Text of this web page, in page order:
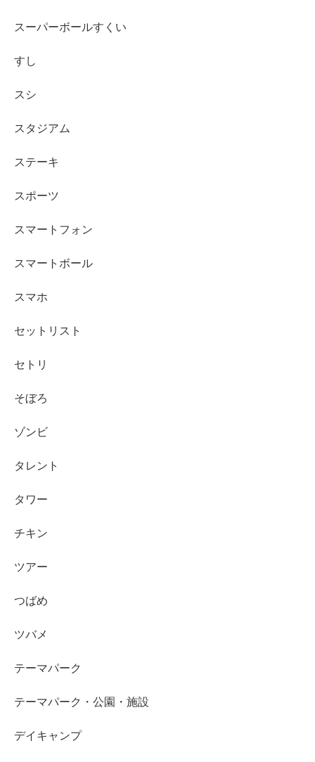
スーパーボールすくい
すし
スシ
スタジアム
ステーキ
スポーツ
スマートフォン
スマートボール
スマホ
セットリスト
セトリ
そぼろ
ゾンビ
タレント
タワー
チキン
ツアー
つばめ
ツバメ
テーマパーク
テーマパーク・公園・施設
デイキャンプ